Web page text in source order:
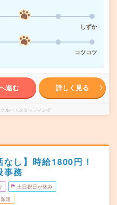
しずか
コツコツ
進む 詳しく見る
ルートスタッフィング
し】時給1800円！
事務
土日祝日が休み
派遣